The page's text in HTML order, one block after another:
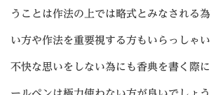
うことは作法の上では略式とみなされる
い方や作法を重要視する方もいらっしゃ
不快な思いをしない為にも香典を書く際